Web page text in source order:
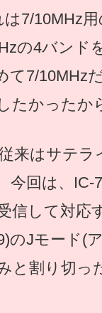
7/10MHz
の4バンド
て7/10MHz
たかったか
来はサテ
今回は、IC-
信して対
のJモード(
と割り切っ